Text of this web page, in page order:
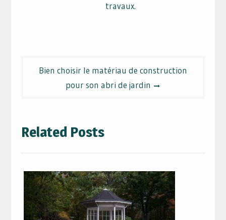
travaux.
Bien choisir le matériau de construction
pour son abri de jardin
Related Posts